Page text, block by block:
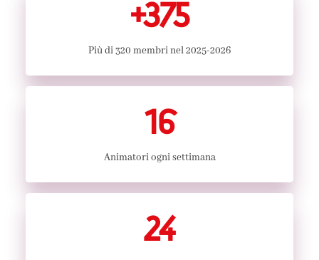
+375
Più di 320 membri nel 2025-2026
16
Animatori ogni settimana
24